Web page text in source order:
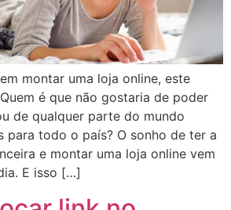
montar uma loja online, este
é que não gostaria de poder
de qualquer parte do mundo
para todo o país? O sonho de ter a
e montar uma loja online vem
E isso […]